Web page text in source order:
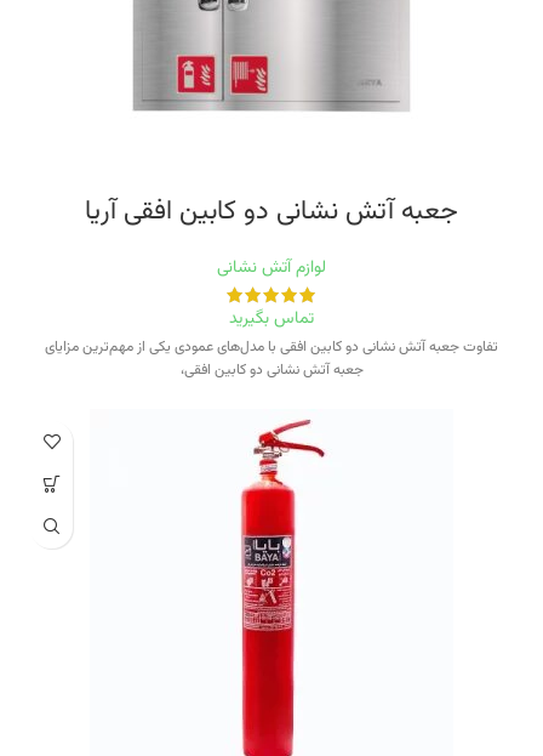
جعبه آتش نشانی دو کابین افقی آریا
لوازم آتش نشانی
تماس بگیرید
تفاوت جعبه آتش نشانی دو کابین افقی با مدل‌های عمودی یکی از مهم‌ترین مزایای
جعبه آتش نشانی دو کابین افقی،